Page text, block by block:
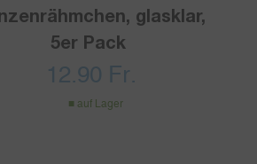
glasklar,
5er Pack
12.90 Fr.
auf Lager